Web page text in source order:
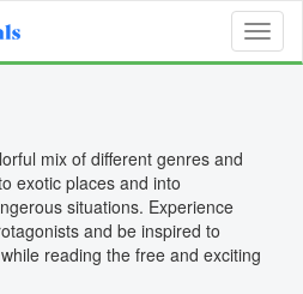
mix of different genres and
exotic places and into
situations. Experience
and be inspired to
reading the free and exciting